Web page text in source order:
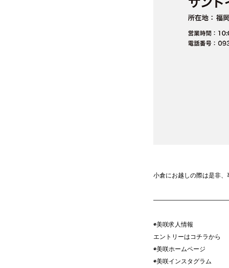
小倉にお越しの際は是非
◉美咲求人情報
エントリーはコチラ
◉美咲ホームペ
◉美咲インスタグ